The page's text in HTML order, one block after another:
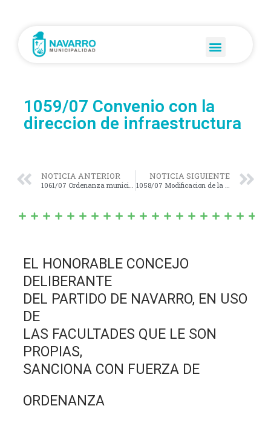
1059/07 Convenio con la
direccion de infraestructura
NOTICIA ANTERIOR
1061/07 Ordenanza municipal Nº 840/02
NOTICIA SIGUIENTE
1058/07 Modificacion de la Ordenanza impositiva Nº 1041/07
EL HONORABLE CONCEJO
DELIBERANTE
DEL PARTIDO DE NAVARRO, EN USO
DE
LAS FACULTADES QUE LE SON
PROPIAS,
SANCIONA CON FUERZA DE
ORDENANZA